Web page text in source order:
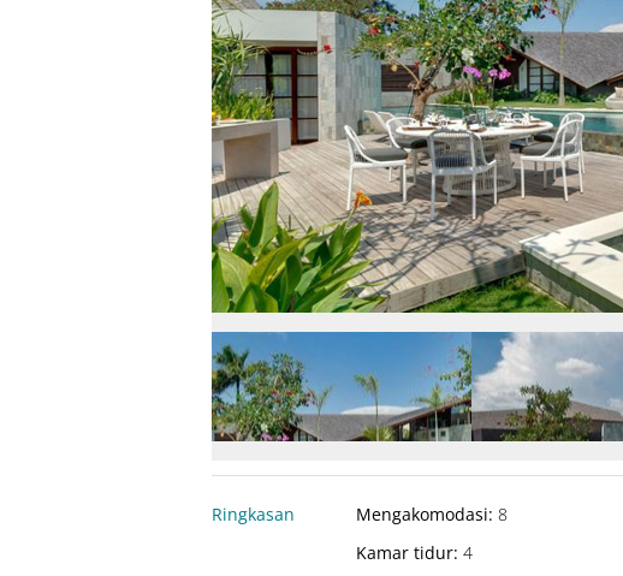
Ringkasan Mengakomodasi: 8
Kamar tidur: 4